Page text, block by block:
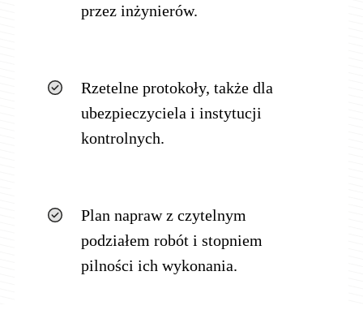
przez inżynierów.
Rzetelne protokoły, także dla
ubezpieczyciela i instytucji
kontrolnych.
Plan napraw z czytelnym
podziałem robót i stopniem
pilności ich wykonania.